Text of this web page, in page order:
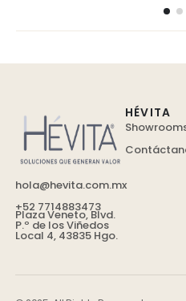
hola@hevita.com.mx
+52 7714883473
Plaza Veneto, Blvd.
P.º de los Viñedos
Local 4, 43835 Hgo.
HÉVITA